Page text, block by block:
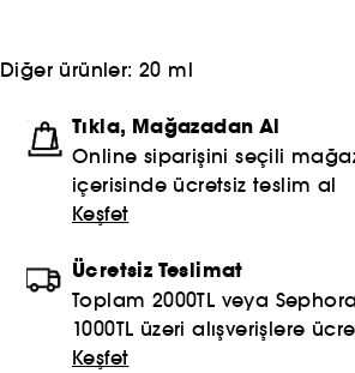
Diğer ürünler:20 ml
Tıkla, Mağazadan Al
Online siparişini seçili
içerisinde ücretsiz teslim al
Keşfet
Ücretsiz Teslimat
Toplam 2000TL veya
1000TL üzeri alışverişlere
Keşfet